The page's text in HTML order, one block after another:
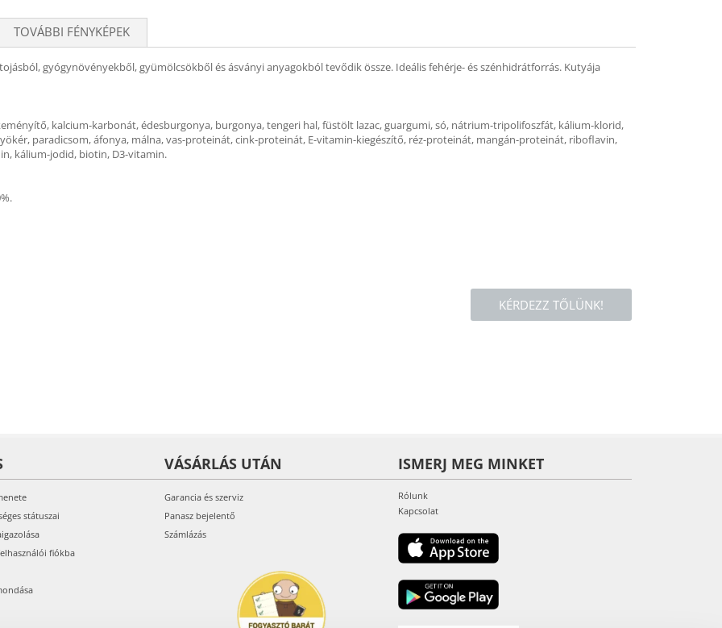
TOVÁBBI FÉNYKÉPEK
gyógynövényekből, gyümölcsökből és ásványi anyagokból tevődik össze. Ideális fehérje- és szénhidrátforrás. Kutyája
kalcium-karbonát, édesburgonya, burgonya, tengeri hal, füstölt lazac, guargumi, só, nátrium-tripolifoszfát, kálium-klorid,
paradicsom, áfonya, málna, vas-proteinát, cink-proteinát, E-vitamin-kiegészítő, réz-proteinát, mangán-proteinát, riboflavin,
kálium-jodid, biotin, D3-vitamin.
KÉRDEZZ TŐLÜNK!
státuszai
fiókba
VÁSÁRLÁS UTÁN
Garancia és szerviz
Panasz bejelentő
Számlázás
ISMERJ MEG MINKET
Rólunk
Kapcsolat